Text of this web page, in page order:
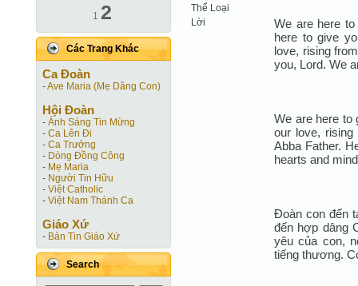
1 2
Các Trang Khác
Ca Ðoàn
-Ave Maria (Mẹ Dâng Con)
Hội Ðoàn
- Ánh Sáng Tin Mừng
- Ca Lên Đi
- Ca Trưởng
- Dòng Đồng Công
- Mẹ Maria
- Người Tin Hữu
- Việt Catholic
- Việt Nam Thánh Ca
Giáo Xứ
- Bản Tin Giáo Xứ
Search
Thể Loại
Lời
We are here
here to give
love, rising
you, Lord. We
We are here to
our love,
Abba Father.
hearts and
Đoàn con đến
đến hợp dâng
yêu của con,
tiếng thương.